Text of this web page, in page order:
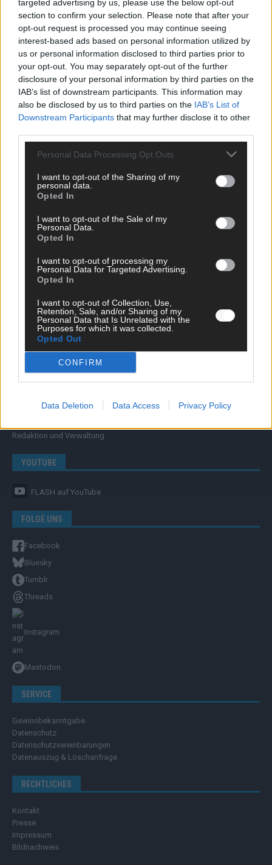
targeted advertising by us, please use the below opt-out
section to confirm your selection. Please note that after your
opt-out request is processed you may continue seeing
interest-based ads based on personal information utilized by
us or personal information disclosed to third parties prior to
your opt-out. You may separately opt-out of the further
disclosure of your personal information by third parties on the
IAB’s list of downstream participants. This information may
also be disclosed by us to third parties on the IAB’s List of
Downstream Participants that may further disclose it to other
Personal Data Processing Opt Outs
I want to opt-out of the Sharing of my
personal data.
Opted In
I want to opt-out of the Sale of my
Personal Data.
Opted In
I want to opt-out of processing my
Personal Data for Targeted Advertising.
Opted In
I want to opt-out of Collection, Use,
Retention, Sale, and/or Sharing of my
Personal Data that Is Unrelated with the
Purposes for which it was collected.
Opted Out
CONFIRM
Data Deletion Data Access Privacy Policy
Nachrichten
Wirtschaft
Ratgeber
Kommentar
Streams & Storys
Eurovision
FLASH – DAS VIDEOPORTAL
ÜBER UNS
Unternehmensporträt
Redaktion und Verwaltung
YOUTUBE
FLASH auf YouTube
FOLGE UNS
Facebook
Bluesky
Tumblr
Threads
Instagram
Mastodon
SERVICE
Gewinnbekanntgabe
Datenschutz
Datenschutzvereinbarungen
Datenauszug & Löschanfrage
RECHTLICHES
Kontakt
Presse
Impressum
Bildnachweis